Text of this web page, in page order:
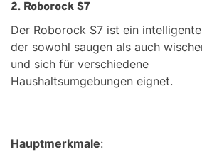
2. Roborock S7
Der Roborock S7 ist ein
der sowohl saugen als auch
und sich für verschiedene
Haushaltsumgebungen eignet.
Hauptmerkmale: